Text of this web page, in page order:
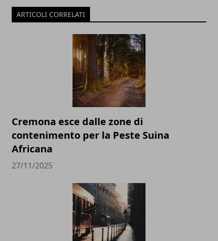
ARTICOLI CORRELATI
Cremona esce dalle zone di
contenimento per la Peste Suina
Africana
27/11/2025